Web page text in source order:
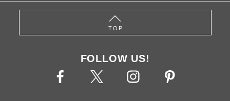
TOP
FOLLOW US!